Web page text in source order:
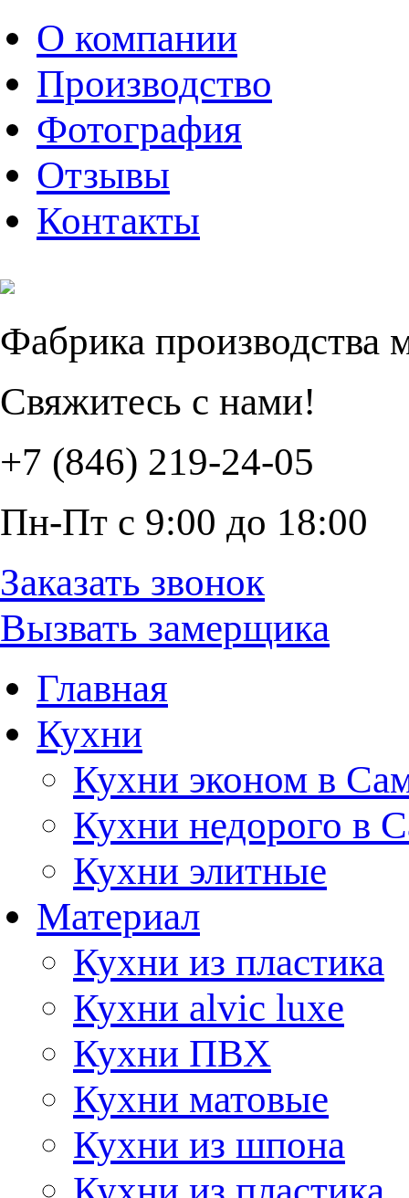
О компании
Производство
Фотография
Отзывы
Контакты
Фабрика производства
Свяжитесь с нами!
+7 (846) 219-24-05
Пн-Пт с 9:00 до 18:00
Заказать звонок
Вызвать замерщика
Главная
Кухни
Кухни эконом в
Кухни недорого в
Кухни элитные
Материал
Кухни из пластика
Кухни alvic luxe
Кухни ПВХ
Кухни матовые
Кухни из шпона